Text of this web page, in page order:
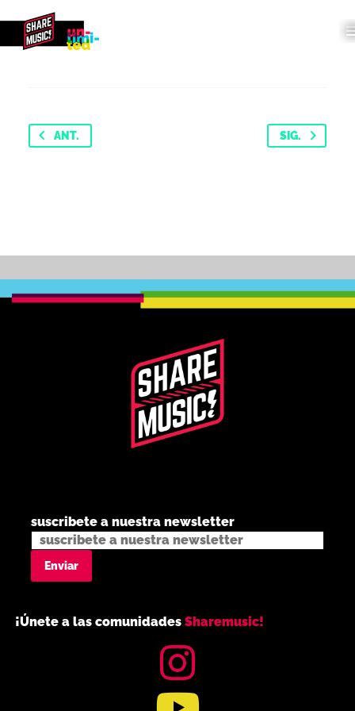
ANT. SIG.
suscribete a nuestra newsletter
¡Únete a las comunidades Sharemusic!